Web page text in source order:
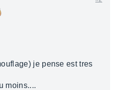
je pense est tres
moins....